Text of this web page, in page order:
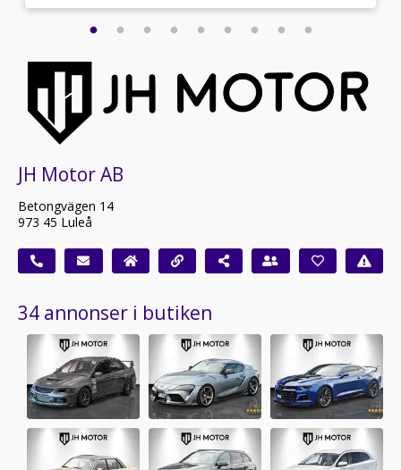
JH Motor AB
Betongvägen 14
973 45 Luleå
34 annonser i butiken